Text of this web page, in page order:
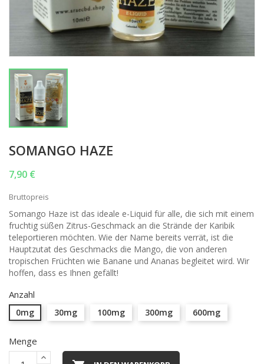
SOMANGO HAZE
7,90 €
Bruttopreis
Somango Haze ist das ideale e-Liquid für alle, die sich mit einem
fruchtig süßen Zitrus-Geschmack an die Strände der Karibik
teleportieren möchten. Wie der Name bereits verrät, ist die
Hauptzutat des Geschmacks die Mango, die von anderen
tropischen Früchten wie Banane und Ananas begleitet wird. Wir
hoffen, dass es Ihnen gefällt!
Anzahl
0mg 30mg 100mg 300mg 600mg
Menge